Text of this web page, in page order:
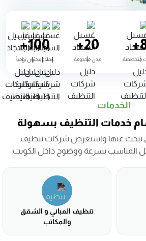
+
متخصصة
+20
مدن مخدومة
+100
عملاء يبحثون يومياً
الخدمات
خدمات التنظيف بسهولة
تبحث عنها واستعرض شركات تنظيف
المناسب بسرعة ووضوح داخل الكويت.
تنظيف المباني و الشقق
والمكاتب